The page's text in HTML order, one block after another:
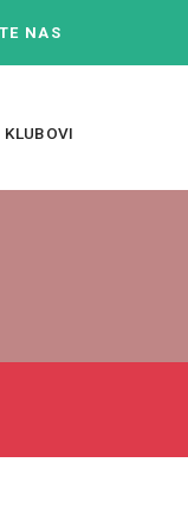
NAS
KLUBOVI